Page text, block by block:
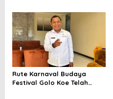
Rute Karnaval Budaya
Festival Golo Koe Telah